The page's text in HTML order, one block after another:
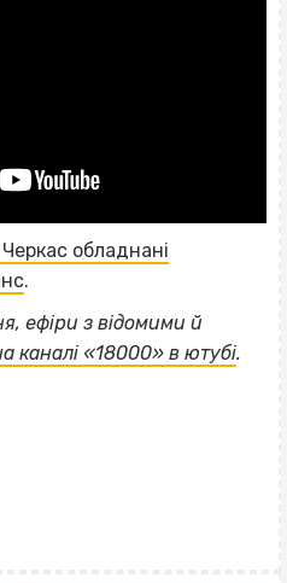
обладнані
.
ефіри з відомими й
каналі «18000» в ютубі.